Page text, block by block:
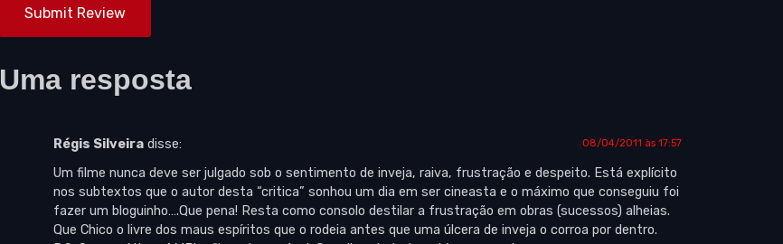
Submit Review
Uma resposta
Régis Silveira disse: 08/04/2011 às 17:57
Um filme nunca deve ser julgado sob o sentimento de inveja, raiva, frustração e despeito. Está explícito
nos subtextos que o autor desta “critica” sonhou um dia em ser cineasta e o máximo que conseguiu foi
fazer um bloguinho….Que pena! Resta como consolo destilar a frustração em obras (sucessos) alheias.
Que Chico o livre dos maus espíritos que o rodeia antes que uma úlcera de inveja o corroa por dentro.